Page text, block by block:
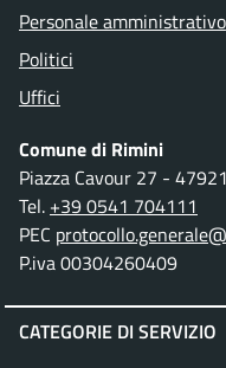
Personale amministrativo
Politici
Uffici
Comune di Rimini
Piazza Cavour 27 -
Tel. +39 0541 704111
PEC
P.iva 00304260409
CATEGORIE DI SERVIZIO